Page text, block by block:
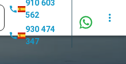
910 603
562
930 474
347